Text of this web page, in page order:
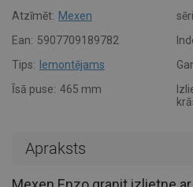
Atzīmēt: Mexen
Ean: 5907709189782
Tips:
Iemontējams
Īsā puse: 465 mm
Apraksts